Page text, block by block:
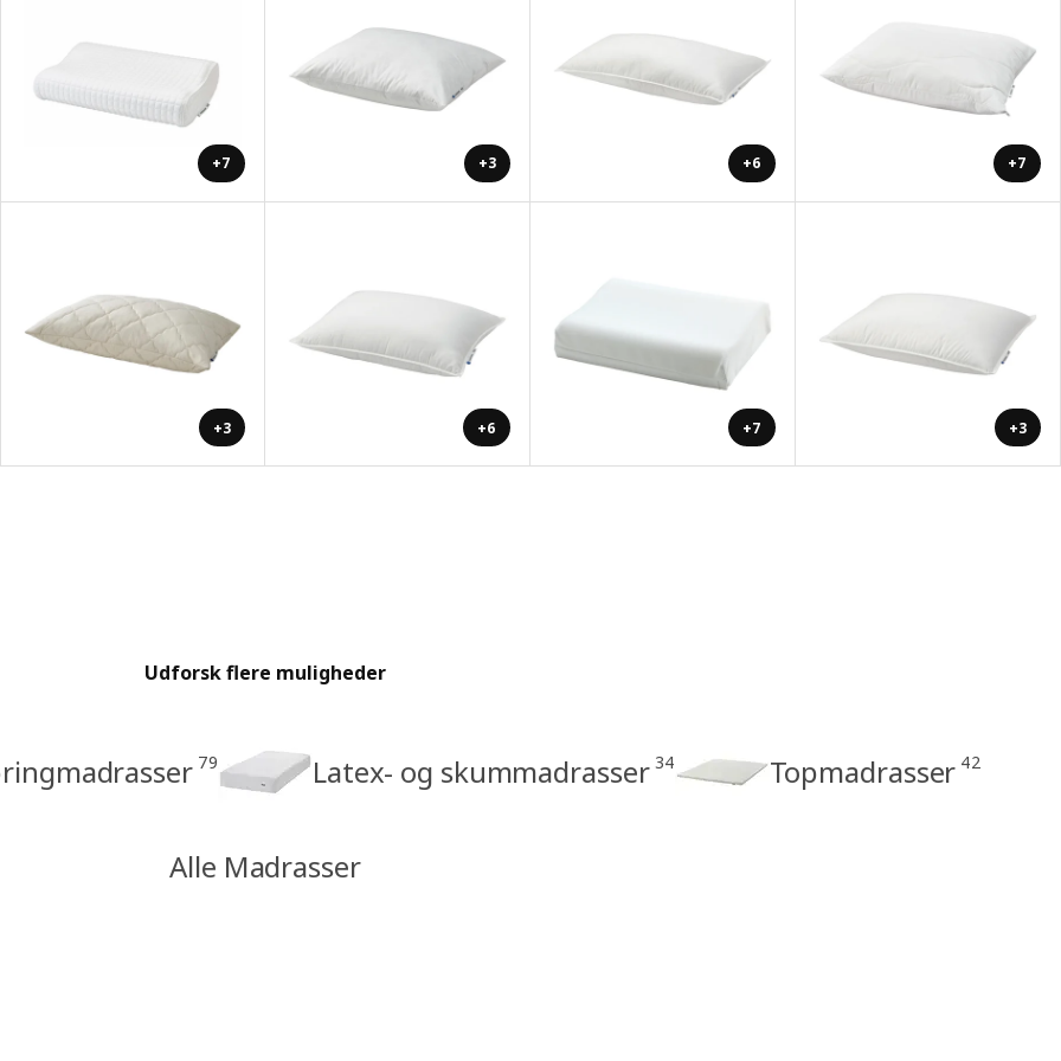
+7 +3 +6 +7
+3 +6 +7 +3
Udforsk flere muligheder
79 Latex- og skummadrasser 34 Topmadrasser 42
Alle Madrasser